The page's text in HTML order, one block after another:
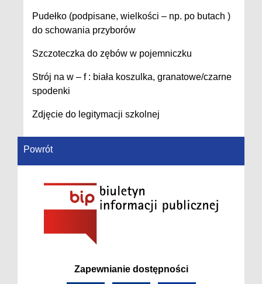
Pudełko (podpisane, wielkości – np. po butach )
do schowania przyborów
Szczoteczka do zębów w pojemniczku
Strój na w – f : biała koszulka, granatowe/czarne
spodenki
Zdjęcie do legitymacji szkolnej
Powrót
Zapewnianie dostępności